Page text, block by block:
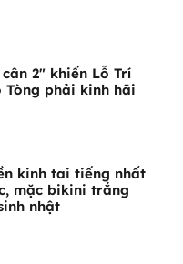
2" khiến Lỗ Trí
Tòng phải kinh hãi
kinh tai tiếng nhất
mặc bikini trắng
nhật